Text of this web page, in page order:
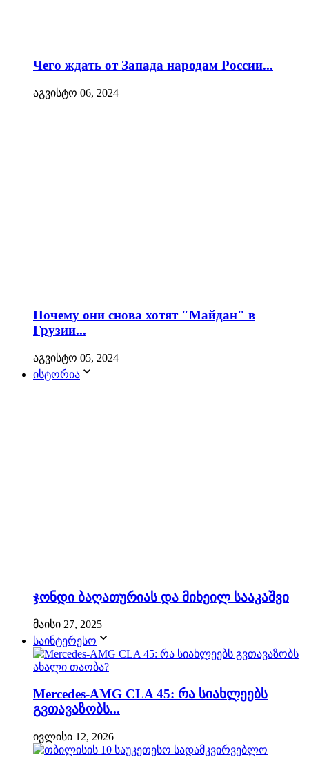
Чего ждать от Запада народам России...
აგვისტო 06, 2024
Почему они снова хотят "Майдан" в
Грузии...
აგვისტო 05, 2024
ისტორია
ჯონდი ბაღათურიას და მიხეილ სააკაშვი
მაისი 27, 2025
საინტერესო
Mercedes-AMG CLA 45: რა სიახლეებს
გვთავაზობს...
ივლისი 12, 2026